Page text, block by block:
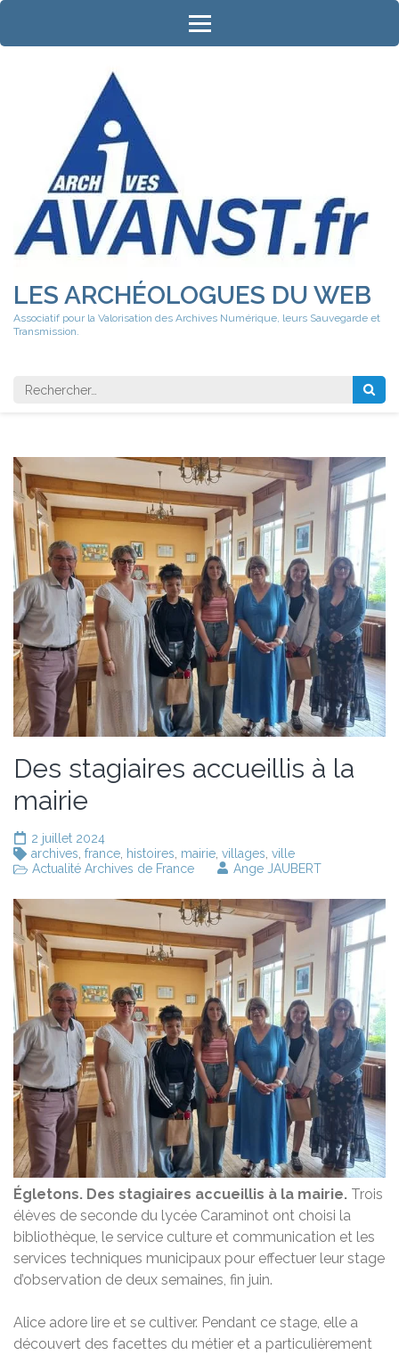
Aller
contenu
LES ARCHÉOLOGUES DU WEB
Associatif pour la Valorisation des Archives Numérique, leurs Sauvegarde et
Transmission.
Rechercher
Des stagiaires accueillis à la
mairie
2 juillet 2024
archives france histoires mairie villages ville
Actualité Archives de France
Ange JAUBERT
Égletons. Des stagiaires accueillis à la mairie. Trois
élèves de seconde du lycée Caraminot ont choisi la
bibliothèque, le service culture et communication et les
services techniques municipaux pour effectuer leur stage
d’observation de deux semaines, fin juin.
Alice adore lire et se cultiver. Pendant ce stage, elle a
découvert des facettes du métier et a particulièrement